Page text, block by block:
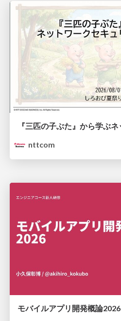
nttcom
モバイルアプリ開発概論2026